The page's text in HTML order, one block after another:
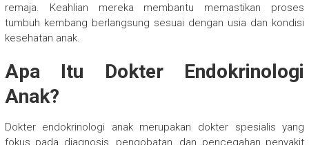
remaja. Keahlian mereka membantu memastikan proses
tumbuh kembang berlangsung sesuai dengan usia dan kondisi
kesehatan anak.
Apa Itu Dokter Endokrinologi
Anak?
Dokter endokrinologi anak merupakan dokter spesialis yang
fokus pada diagnosis, pengobatan, dan pencegahan penyakit